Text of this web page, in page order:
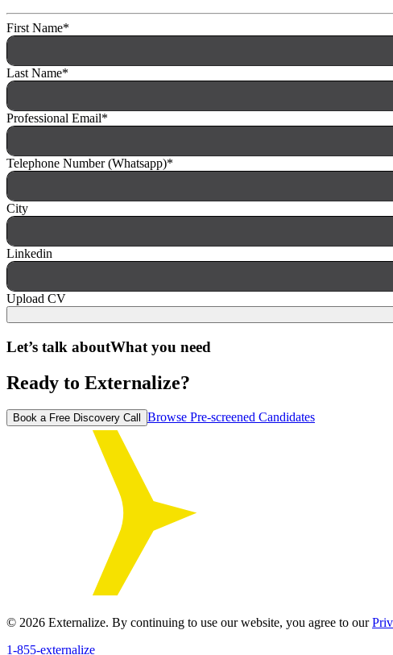
First Name*
Last Name*
Professional Email*
Telephone Number (Whatsapp)*
City
Linkedin
Upload CV
Let’s talk aboutWhat you need
Ready to Externalize?
Book a Free Discovery Call Browse Pre-screened Candidates
© 2026 Externalize. By continuing to use our website, you agree to our
1-855-externalize